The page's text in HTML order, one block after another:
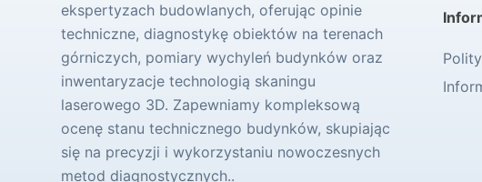
ekspertyzach budowlanych, oferując opinie
techniczne, diagnostykę obiektów na terenach
górniczych, pomiary wychyleń budynków oraz
inwentaryzacje technologią skaningu
laserowego 3D. Zapewniamy kompleksową
ocenę stanu technicznego budynków, skupiając
się na precyzji i wykorzystaniu nowoczesnych
metod diagnostycznych..